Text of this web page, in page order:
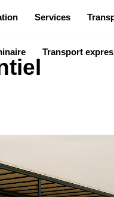
Services
Transport